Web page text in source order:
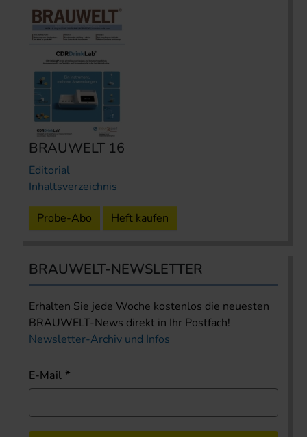
BRAUWELT 16
Editorial
Inhaltsverzeichnis
Probe-Abo Heft kaufen
BRAUWELT-NEWSLETTER
Erhalten Sie jede Woche kostenlos die neuesten
BRAUWELT-News direkt in Ihr Postfach!
Newsletter-Archiv und Infos
E-Mail